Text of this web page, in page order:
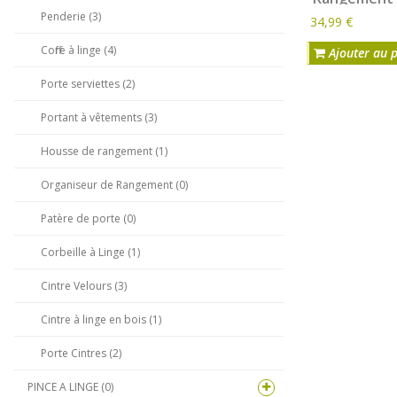
Vêtements -
vêtements
100 x 50 x
34,99 €
Ajouter au
Penderie (3)
Coffre à linge (4)
Porte serviettes (2)
Portant à vêtements (3)
Housse de rangement (1)
Organiseur de Rangement (0)
Patère de porte (0)
Corbeille à Linge (1)
Cintre Velours (3)
Cintre à linge en bois (1)
Porte Cintres (2)
PINCE A LINGE (0)